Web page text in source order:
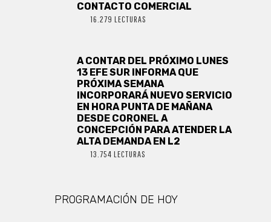
CONTACTO COMERCIAL
16.279 LECTURAS
A CONTAR DEL PRÓXIMO LUNES
13 EFE SUR INFORMA QUE
PRÓXIMA SEMANA
INCORPORARÁ NUEVO SERVICIO
EN HORA PUNTA DE MAÑANA
DESDE CORONEL A
CONCEPCIÓN PARA ATENDER LA
ALTA DEMANDA EN L2
13.754 LECTURAS
PROGRAMACIÓN DE HOY